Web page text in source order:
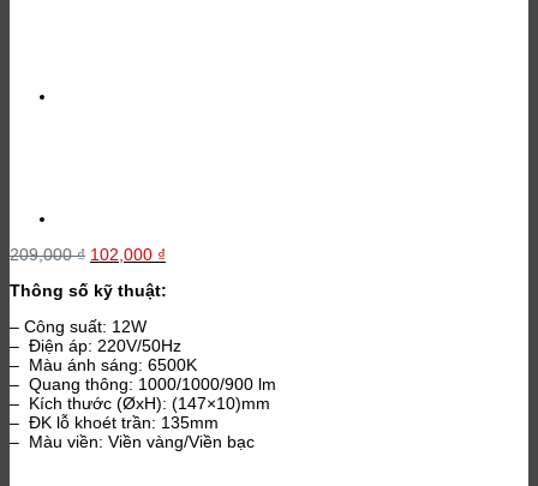
209,000₫ Giá
là:
102,000 ₫
tại
Thông số kỹ thuật:
– Công suất: 12W
– Điện áp: 220V/50Hz
– Màu ánh sáng: 6500K
– Quang thông: 1000/1000/900 lm
– Kích thước (ØxH): (147×10)mm
– ĐK lỗ khoét trần: 135mm
– Màu viền: Viền vàng/Viền bạc